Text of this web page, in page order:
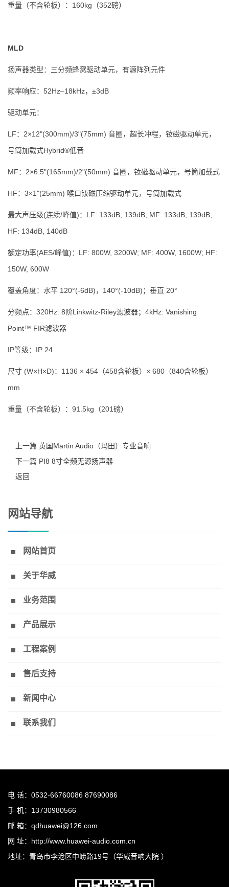
重量（不含轮板）：160kg（352磅）
MLD
扬声器类型：三分频蜂窝驱动单元，有源阵列元件
频率响应：52Hz–18kHz，±3dB
驱动单元：
LF：2×12"(300mm)/3"(75mm) 音圈，超长冲程，钕磁驱动单元，
号筒加载式Hybrid®低音
MF：2×6.5"(165mm)/2"(50mm) 音圈，钕磁驱动单元，号筒加载式
HF：3×1"(25mm) 喉口钕磁压缩驱动单元，号筒加载式
最大声压级(连续/峰值)：LF: 133dB, 139dB; MF: 133dB, 139dB;
HF: 134dB, 140dB
额定功率(AES/峰值)：LF: 800W, 3200W; MF: 400W, 1600W; HF:
150W, 600W
覆盖角度：水平 120°(-6dB)，140°(-10dB)；垂直 20°
分频点：320Hz: 8阶Linkwitz-Riley滤波器；4kHz: Vanishing
Point™ FIR滤波器
IP等级：IP 24
尺寸 (W×H×D)：1136 × 454（458含轮板）× 680（840含轮板）
mm
重量（不含轮板）：91.5kg（201磅）
上一篇 英国Martin Audio（玛田）专业音响
下一篇 PI8 8寸全频无源扬声器
返回
网站导航
网站首页
关于华威
业务范围
产品展示
工程案例
售后支持
新闻中心
联系我们
电 话：0532-66760086 87690086
手 机：13730980566
邮 箱：qdhuawei@126.com
网 址：http://www.huawei-audio.com.cn
地址：青岛市李沧区中崂路19号（华威音响大院 ）